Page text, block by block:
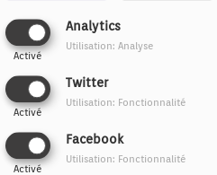
Analytics
Activé
Utilisation: Analyse
Twitter
Activé
Utilisation: Fonctionnalité
Facebook
Activé
Utilisation: Fonctionnalité